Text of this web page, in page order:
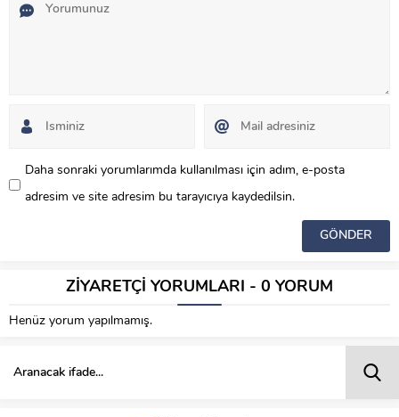
Daha sonraki yorumlarımda kullanılması için adım, e-posta
adresim ve site adresim bu tarayıcıya kaydedilsin.
ZİYARETÇİ YORUMLARI - 0 YORUM
Henüz yorum yapılmamış.